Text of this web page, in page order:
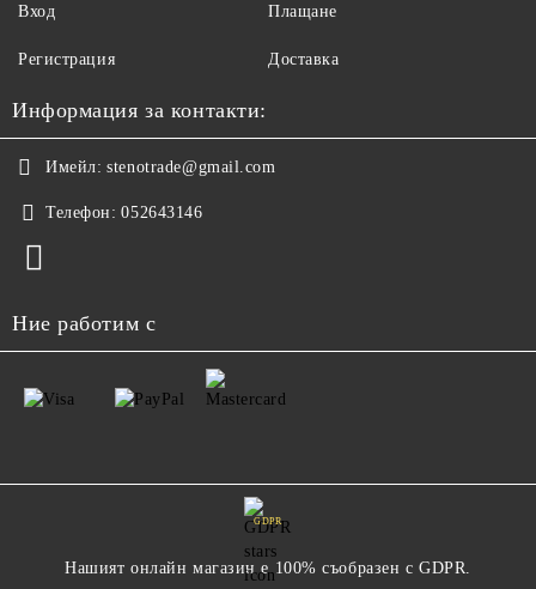
Вход
Регистрация
Плащане
Доставка
Информация за контакти:
Имейл: stenotrade@gmail.com
Телефон: 052643146
Ние работим с
GDPR
Нашият онлайн магазин е 100% съобразен с GDPR.